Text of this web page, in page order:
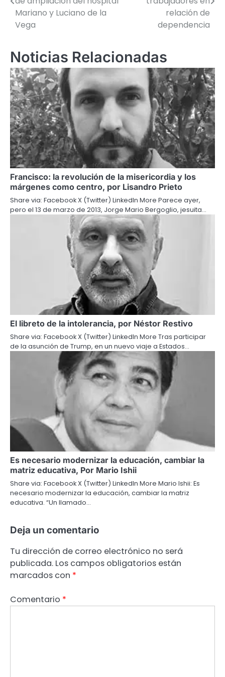
entradas
Mariano y Luciano de la
Vega
relación de
dependencia
Noticias Relacionadas
Francisco: la revolución de la misericordia y los
márgenes como centro, por Lisandro Prieto
Share via: Facebook X (Twitter) LinkedIn More Parece ayer,
pero el 13 de marzo de 2013, Jorge Mario Bergoglio, jesuita…
El libreto de la intolerancia, por Néstor Restivo
Share via: Facebook X (Twitter) LinkedIn More Tras participar
de la asunción de Trump, en un nuevo viaje a Estados…
Es necesario modernizar la educación, cambiar la
matriz educativa, Por Mario Ishii
Share via: Facebook X (Twitter) LinkedIn More Mario Ishii: Es
necesario modernizar la educación, cambiar la matriz
educativa. “Un llamado…
Deja un comentario
Tu dirección de correo electrónico no será
publicada. Los campos obligatorios están
marcados con *
Comentario *